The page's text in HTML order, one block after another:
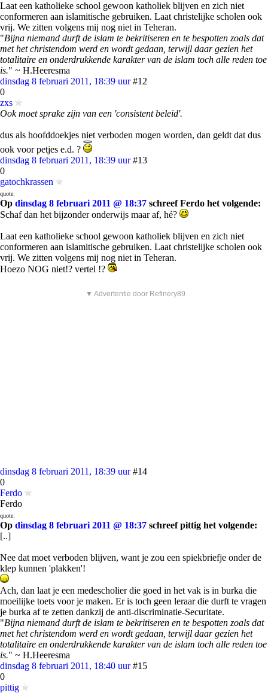
Laat een katholieke school gewoon katholiek blijven en zich niet
conformeren aan islamitische gebruiken. Laat christelijke scholen ook
vrij. We zitten volgens mij nog niet in Teheran.
"Bijna niemand durft de islam te bekritiseren en te bespotten zoals dat
met het christendom werd en wordt gedaan, terwijl daar gezien het
totalitaire en onderdrukkende karakter van de islam toch alle reden toe
is." ~ H.Heeresma
dinsdag 8 februari 2011, 18:39 uur #12
0
zxs
Ook moet sprake zijn van een 'consistent beleid'.
dus als hoofddoekjes niet verboden mogen worden, dan geldt dat dus
ook voor petjes e.d. ?
dinsdag 8 februari 2011, 18:39 uur #13
0
gatochkrassen
quote:
Op dinsdag 8 februari 2011 @ 18:37 schreef Ferdo het volgende:
Schaf dan het bijzonder onderwijs maar af, hé?
Laat een katholieke school gewoon katholiek blijven en zich niet
conformeren aan islamitische gebruiken. Laat christelijke scholen ook
vrij. We zitten volgens mij nog niet in Teheran.
Hoezo NOG niet!? vertel !?
▼ Advertentie door Refinery89
dinsdag 8 februari 2011, 18:39 uur #14
0
Ferdo
Ferdo
quote:
Op dinsdag 8 februari 2011 @ 18:37 schreef pittig het volgende:
[..]
Nee dat moet verboden blijven, want je zou een spiekbriefje onder de
klep kunnen 'plakken'!
Ach, dan laat je een medescholier die goed in het vak is in burka die
moeilijke toets voor je maken. Er is toch geen leraar die durft te vragen
je burka af te zetten dankzij de anti-discriminatie-Securitate.
"Bijna niemand durft de islam te bekritiseren en te bespotten zoals dat
met het christendom werd en wordt gedaan, terwijl daar gezien het
totalitaire en onderdrukkende karakter van de islam toch alle reden toe
is." ~ H.Heeresma
dinsdag 8 februari 2011, 18:40 uur #15
0
pittig